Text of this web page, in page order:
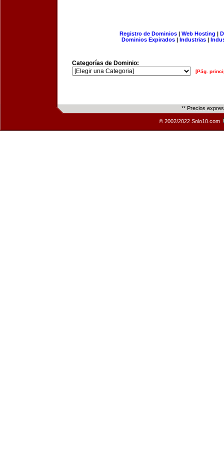
Registro de Dominios| Web Hosting |
Dominios Expirados | Industrias |
Categorías de Dominio:
[Pág.
** Precios
© 2002/2022 Solo10.com